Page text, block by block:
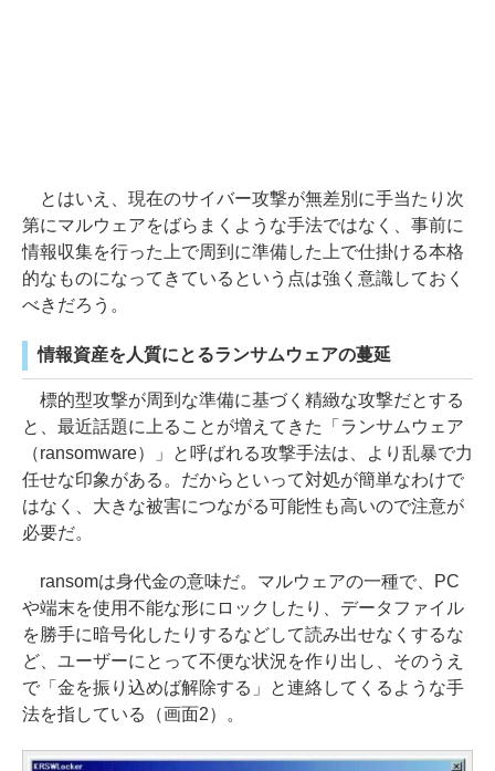
とはいえ、現在のサイバー攻撃が無差別に手当たり次
第にマルウェアをばらまくような手法ではなく、事前に
情報収集を行った上で周到に準備した上で仕掛ける本格
的なものになってきているという点は強く意識しておく
べきだろう。
情報資産を人質にとるランサムウェアの蔓延
標的型攻撃が周到な準備に基づく精緻な攻撃だとする
と、最近話題に上ることが増えてきた「ランサムウェア
（ransomware）」と呼ばれる攻撃手法は、より乱暴で力
任せな印象がある。だからといって対処が簡単なわけで
はなく、大きな被害につながる可能性も高いので注意が
必要だ。
ransomは身代金の意味だ。マルウェアの一種で、PC
や端末を使用不能な形にロックしたり、データファイル
を勝手に暗号化したりするなどして読み出せなくするな
ど、ユーザーにとって不便な状況を作り出し、そのうえ
で「金を振り込めば解除する」と連絡してくるような手
法を指している（画面2）。